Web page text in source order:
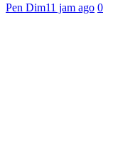
Pen Dim11 jam ago 0